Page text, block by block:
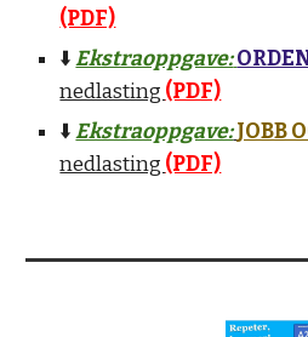
(PDF)
⬇️Ekstraoppgave:
nedlasting (PDF)
⬇️Ekstraoppgave:JOBB
nedlasting (PDF)